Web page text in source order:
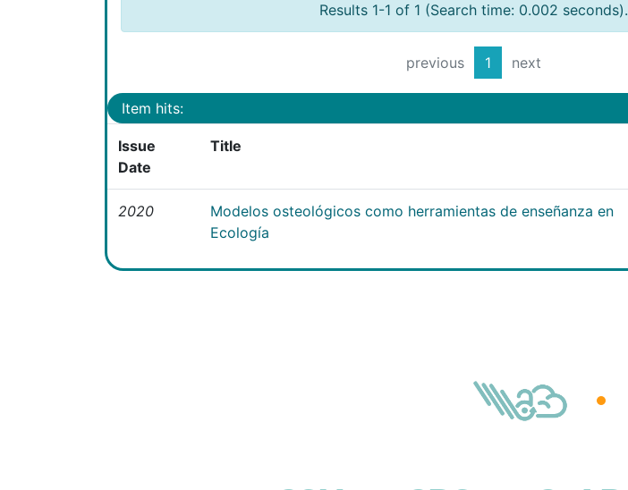
Results 1-1 of 1 (Search time: 0.002 seconds).
previous 1 next
Item hits:
Issue
Date
Title
2020
Modelos osteológicos como herramientas de enseñanza en
Ecología